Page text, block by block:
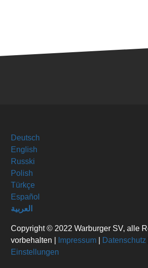
Deutsch
English
Russki
Polish
Türkçe
Español
العربية
Copyright © 2022 Warburger SV, alle
vorbehalten |
Impressum Datenschutz
Einstellungen